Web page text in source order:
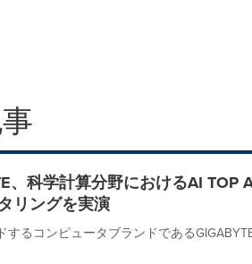
、科学計算分野におけるAI TOP
リングを実演
するコンピュータブランドである